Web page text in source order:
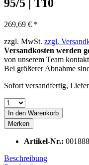
95/5 | T10
269,69 € *
zzgl. MwSt. zzgl.
Versandkosten werden
von unserem Team
Bei größerer Abnahme
Sofort versandfertig,
In den Warenkorb
Merken
Artikel-Nr.:
Beschreibung